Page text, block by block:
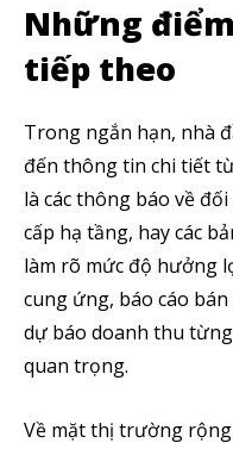
5,320
Fans
Những
tiếp theo
Trong ngắn hạn, nhà
đến thông tin chi tiết
là các thông báo về
cấp hạ tầng, hay các
làm rõ mức độ hưởng
cung ứng, báo cáo
dự báo doanh thu
quan trọng.
Về mặt thị trường